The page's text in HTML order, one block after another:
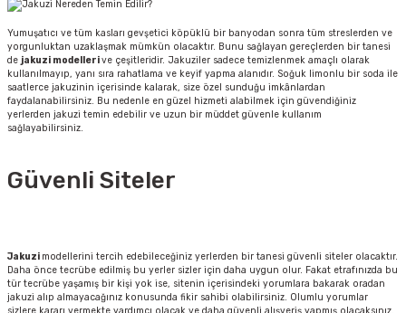
Yumuşatıcı ve tüm kasları gevşetici köpüklü bir banyodan sonra tüm streslerden ve
yorgunluktan uzaklaşmak mümkün olacaktır. Bunu sağlayan gereçlerden bir tanesi
de jakuzi modellerive çeşitleridir. Jakuziler sadece temizlenmek amaçlı olarak
kullanılmayıp, yanı sıra rahatlama ve keyif yapma alanıdır. Soğuk limonlu bir soda ile
saatlerce jakuzinin içerisinde kalarak, size özel sunduğu imkânlardan
faydalanabilirsiniz. Bu nedenle en güzel hizmeti alabilmek için güvendiğiniz
yerlerden jakuzi temin edebilir ve uzun bir müddet güvenle kullanım
sağlayabilirsiniz.
Güvenli Siteler
Jakuzi modellerini tercih edebileceğiniz yerlerden bir tanesi güvenli siteler olacaktır.
Daha önce tecrübe edilmiş bu yerler sizler için daha uygun olur. Fakat etrafınızda bu
tür tecrübe yaşamış bir kişi yok ise, sitenin içerisindeki yorumlara bakarak oradan
jakuzi alıp almayacağınız konusunda fikir sahibi olabilirsiniz. Olumlu yorumlar